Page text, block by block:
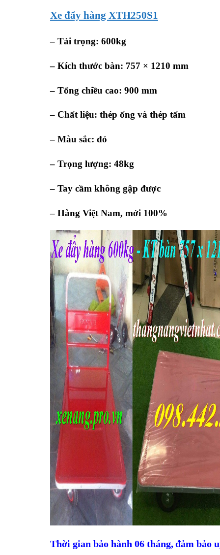
Xe đẩy hàng XTH250S1
– Tải trọng: 600kg
– Kích thước bàn: 757 × 1210 mm
– Tổng chiều cao: 900 mm
– Chất liệu: thép ống và thép tấm
– Màu sắc: đỏ
– Trọng lượng: 48kg
– Tay cầm không gập được
– Hàng Việt Nam, mới 100%
Thời gian bảo hành 06 tháng,đảm bảo